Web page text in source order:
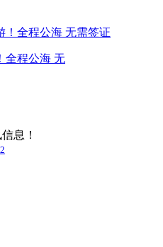
全程公海 无
息！